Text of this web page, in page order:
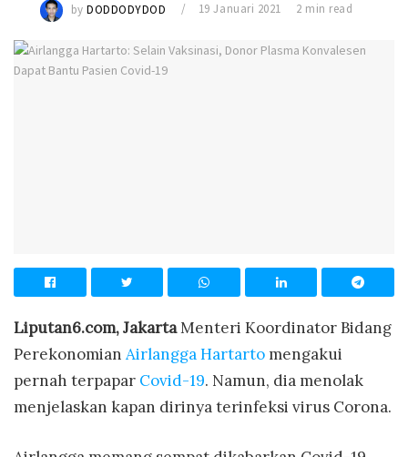
by DODDODYDOD 19 Januari 2021 2 min read
Liputan6.com, JakartaMenteri Koordinator Bidang
Perekonomian Airlangga Hartarto mengakui
pernah terpapar Covid-19. Namun, dia menolak
menjelaskan kapan dirinya terinfeksi virus Corona.